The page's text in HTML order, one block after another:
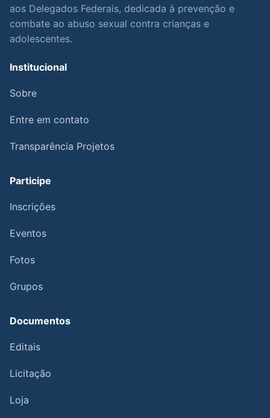
aos Delegados Federais, dedicada à prevenção e
combate ao abuso sexual contra crianças e
adolescentes.
Institucional
Sobre
Entre em contato
Transparência Projetos
Participe
Inscrições
Eventos
Fotos
Grupos
Documentos
Editais
Licitação
Loja